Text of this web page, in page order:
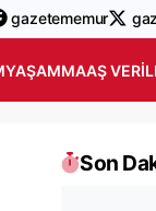
gazetememur
YAŞAMMAAŞ
Son